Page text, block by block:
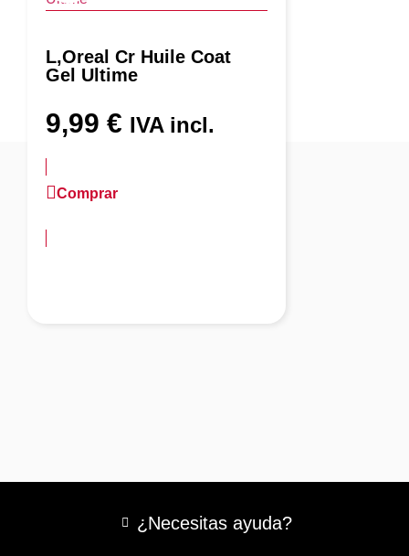
L,Oreal Cr Huile Coat
Gel Ultime
9,99 € IVA incl.
Comprar
¿Necesitas ayuda?